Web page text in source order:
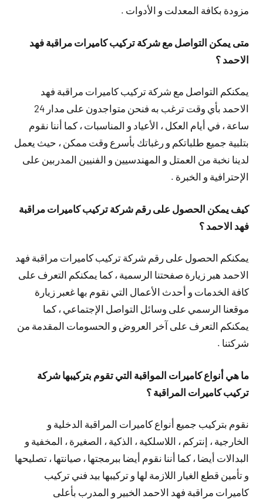
مزودة بكافة المعدلت و الأدوات .
متى يمكن التواصل مع شركة تركيب كاميرات مراقبة فهد
الاحمد ؟
يمكنكم التواصل مع شركة تركيب كاميرات مراقبة فهد
الاحمد بأي وقت ترغب به فنحن متواجدون على مدار 24
ساعة ، في أيام العكل ، الأعياد و المناسبات ، كما أننا نقوم
بتلبية جميع طلباتكم و رغباتك بأسرع وقت ممكن ، حيث يعمل
لدينا نخبة من العمتل و المهندسيين و الفنيين المدربين على
الإحترافية و الخبرة .
كيف يمكن الحصول على رقم شركة تركيب كاميرات مراقبة
فهد الاحمد ؟
يمكنكم الحصول على رقم شركة تركيب كاميرات مراقبة فهد
الاحمد هبر زيارة صفحتنا الرسمية ، كما يمكنكم التعرف على
كافة الخدمات و أحدث الأعمال التي نقوم بها غعبر زيارة
موقعنا الرسمي على وسائل التواصل الإجتماعي ، كما
يمكنكم التعرف على آخر العروض و الحسومات المقدمة من
شركتنا .
ما هي أنواع كاميرات المواقبة التي تقوم بتركيبها شركة
تركيب كاميرات المراقبة ؟
نقوم بتركيب جميع أنواع كاميرات المراقبة الدخلية و
الخارجية ، إنتركم ، اللاسلكية ، الذكية ، الصغيرة ، المخفية و
البدالات أيضا ، كما أننا نقوم أيضا ببرمجتها ، صيانتها ، تصليحها
و تأمين قطع الغيار اللازمة لها و تركيبها بيد فني تركيب
كاميرات مراقبة فهد الاحمد الخبير و المدرب بأعلى